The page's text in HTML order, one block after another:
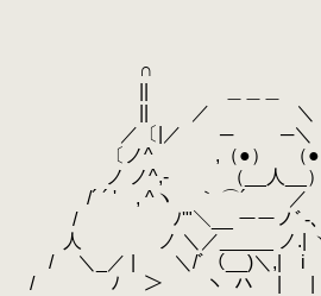
∩
|| ／ ＼
／〔|／ ─ ─＼
〔ノ^ゝ ,（●） （●）､＼
ノ ノ^,- （__人__
/´ ´ ' , ^ヽ ｀ ⌒´ ／ あっ、
/ ﾉ'"＼__ ーーノﾞ-､
人 ノ ＼／_____ ノ.|
/ ＼_／ | ＼/ﾞ（__)＼,| i |
/ ﾉ ＞ ヽ
ハ | |